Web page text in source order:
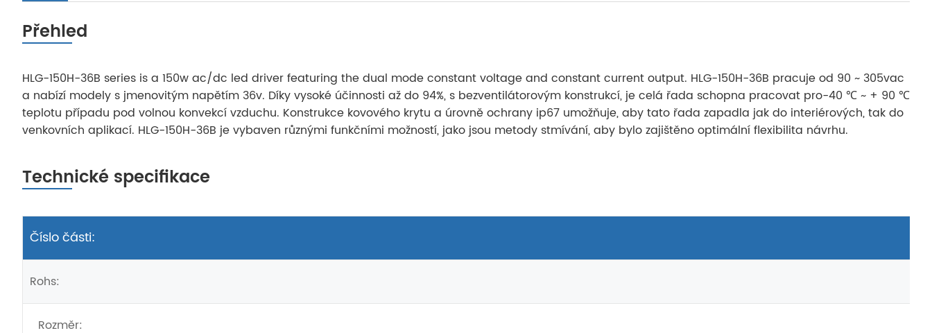
Přehled
HLG-150H-36B series is a 150w ac/dc led driver featuring the dual mode constant voltage and constant current output. HLG-150H-36B pracuje od 90 ~ 305vac
a nabízí modely s jmenovitým napětím 36v. Díky vysoké účinnosti až do 94%, s bezventilátorovým konstrukcí, je celá řada schopna pracovat pro-40 ℃ ~ + 90 ℃
teplotu případu pod volnou konvekcí vzduchu. Konstrukce kovového krytu a úrovně ochrany ip67 umožňuje, aby tato řada zapadla jak do interiérových, tak do
venkovních aplikací. HLG-150H-36B je vybaven různými funkčními možností, jako jsou metody stmívání, aby bylo zajištěno optimální flexibilita návrhu.
Technické specifikace
Číslo části:
Rohs:
Rozměr: